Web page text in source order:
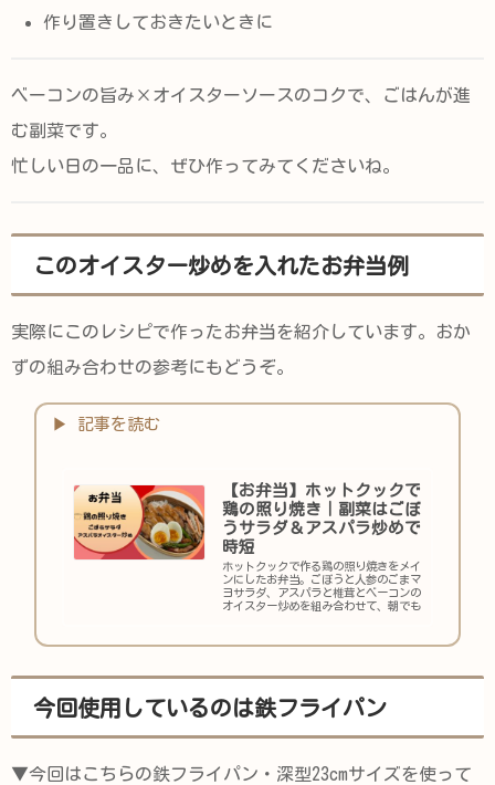
作り置きしておきたいときに
ベーコンの旨み×オイスターソースのコクで、ごはんが進
む副菜です。
忙しい日の一品に、ぜひ作ってみてくださいね。
このオイスター炒めを入れたお弁当例
実際にこのレシピで作ったお弁当を紹介しています。おか
ずの組み合わせの参考にもどうぞ。
【お弁当】ホットクックで
鶏の照り焼き｜副菜はごぼ
うサラダ＆アスパラ炒めで
時短
ホットクックで作る鶏の照り焼きをメイ
ンにしたお弁当。ごぼうと人参のごまマ
ヨサラダ、アスパラと椎茸とベーコンの
オイスター炒めを組み合わせて、朝でも
今回使用しているのは鉄フライパン
▼今回はこちらの鉄フライパン・深型23cmサイズを使って